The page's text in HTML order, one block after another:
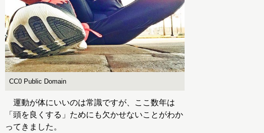
CC0 Public Domain
運動が体にいいのは常識ですが、ここ数年は
「頭を良くする」ためにも欠かせないことがわか
ってきました。